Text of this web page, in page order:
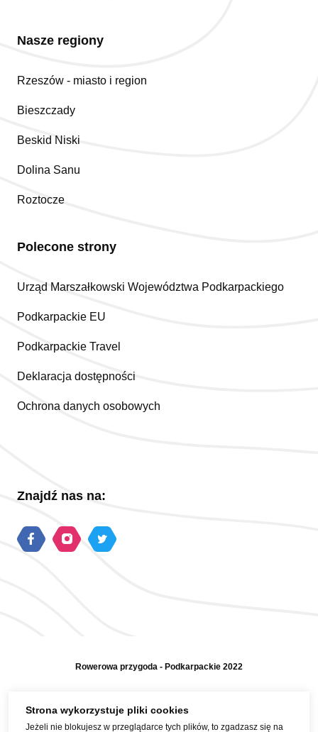
Nasze regiony
Rzeszów - miasto i region
Bieszczady
Beskid Niski
Dolina Sanu
Roztocze
Polecone strony
Urząd Marszałkowski Województwa Podkarpackiego
Podkarpackie EU
Podkarpackie Travel
Deklaracja dostępności
Ochrona danych osobowych
Znajdź nas na:
Rowerowa przygoda - Podkarpackie 2022
Mapa strony
Strona wykorzystuje pliki cookies
Jeżeli nie blokujesz w przeglądarce tych plików, to zgadzasz się na